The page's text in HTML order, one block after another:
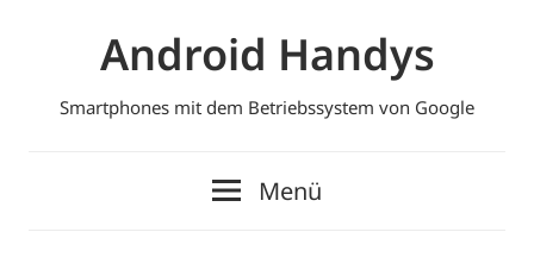
Android Handys
Smartphones mit dem Betriebssystem von Google
Menü